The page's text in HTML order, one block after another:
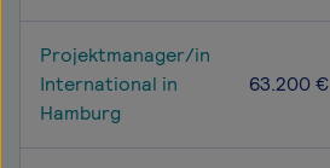
Projektmanager/in
International in
Hamburg
63.200 €